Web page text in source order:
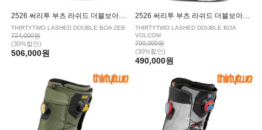
2526 써리투 부츠 라쉬드 더블보아 제브 BLACK RED
THIRTYTWO LASHED DOUBLE BOA ZEB
724,000원
(30%할인)
506,000원
2526 써리투 부츠 라쉬드 더블보아 볼컴 BLACK
THIRTYTWO LASHED DOUBLE BOA
VOLCOM
700,000원
(30%할인)
490,000원